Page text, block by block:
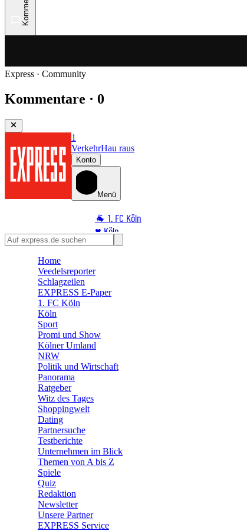
Express · Community
Kommentare · 0
1
VerkehrHau raus
Konto
Menü
🐐 1. FC Köln
♥️ Köln
⭐ Promi
🛒 Shoppingwelt
🧩 Spiele
Home
Veedelsreporter
Schlagzeilen
EXPRESS E-Paper
1. FC Köln
Köln
Sport
Promi und Show
Kölner Umland
NRW
Politik und Wirtschaft
Panorama
Ratgeber
Witz des Tages
Shoppingwelt
Dating
Partnersuche
Testberichte
Unternehmen im Blick
Themen von A bis Z
Spiele
Quiz
Redaktion
Newsletter
Unsere Partner
EXPRESS Service